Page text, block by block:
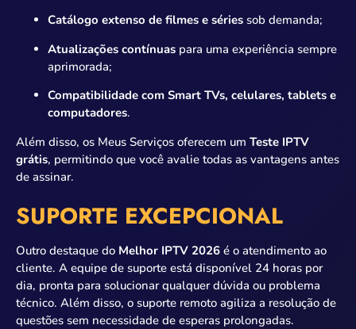
Catálogo extenso de filmes e séries sob demanda;
Atualizações contínuas para uma experiência sempre
aprimorada;
Compatibilidade com Smart TVs, celulares, tablets e
computadores.
Além disso, os Meus Serviços oferecem um Teste IPTV
grátis, permitindo que você avalie todas as vantagens antes
de assinar.
SUPORTE EXCEPCIONAL
Outro destaque do Melhor IPTV 2026 é o atendimento ao
cliente. A equipe de suporte está disponível 24 horas por
dia, pronta para solucionar qualquer dúvida ou problema
técnico. Além disso, o suporte remoto agiliza a resolução de
questões sem necessidade de esperas prolongadas.